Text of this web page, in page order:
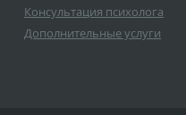
Консультация психолога
Дополнительные услуги